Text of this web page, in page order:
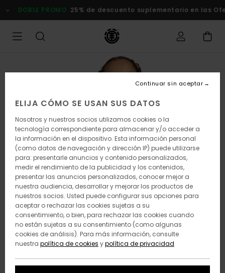
la
DOBLE PROMO 25% de descuento suplementario en las
ELIJA CÓMO SE USAN SUS DATOS
Nosotros y nuestros socios utilizamos cookies o la
tecnología correspondiente para almacenar y/o acceder a
la información en el dispositivo. Esta información personal
(como datos de navegación y dirección IP) puede utilizarse
para: presentarle anuncios y contenido personalizados,
medir el rendimiento de la publicidad y los contenidos,
presentar las anuncios personalizados, conocer mejor a
nuestra audiencia, desarrollar y mejorar los productos de
nuestros socios. Usted puede configurar sus opciones para
aceptar o rechazar las cookies sujetas a su
consentimiento, o bien, para rechazar las cookies cuando
no están sujetas a su consentimiento (como algunas
cookies de análisis). Para más información, consulte
nuestra política de cookies ypolítica de privacidad
Continuar sin aceptar